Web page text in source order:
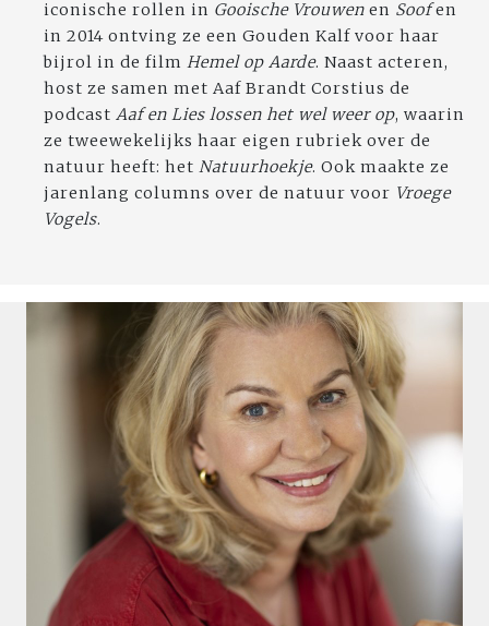
iconische rollen in Gooische Vrouwen en Soofen
in 2014 ontving ze een Gouden Kalf voor haar
bijrol in de film Hemel op Aarde. Naast acteren,
host ze samen met Aaf Brandt Corstius de
podcast Aaf en Lies lossen het wel weer op, waarin
ze tweewekelijks haar eigen rubriek over de
natuur heeft: het Natuurhoekje. Ook maakte ze
jarenlang columns over de natuur voor Vroege
Vogels.